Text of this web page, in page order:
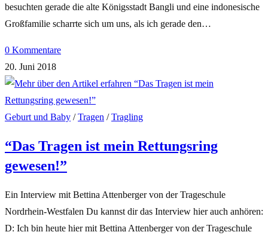
besuchten gerade die alte Königsstadt Bangli und eine indonesische
Großfamilie scharrte sich um uns, als ich gerade den…
0 Kommentare
20. Juni 2018
Geburt und Baby /Tragen /Tragling
“Das Tragen ist mein Rettungsring
gewesen!”
Ein Interview mit Bettina Attenberger von der Trageschule
Nordrhein-Westfalen Du kannst dir das Interview hier auch anhören:
D: Ich bin heute hier mit Bettina Attenberger von der Trageschule